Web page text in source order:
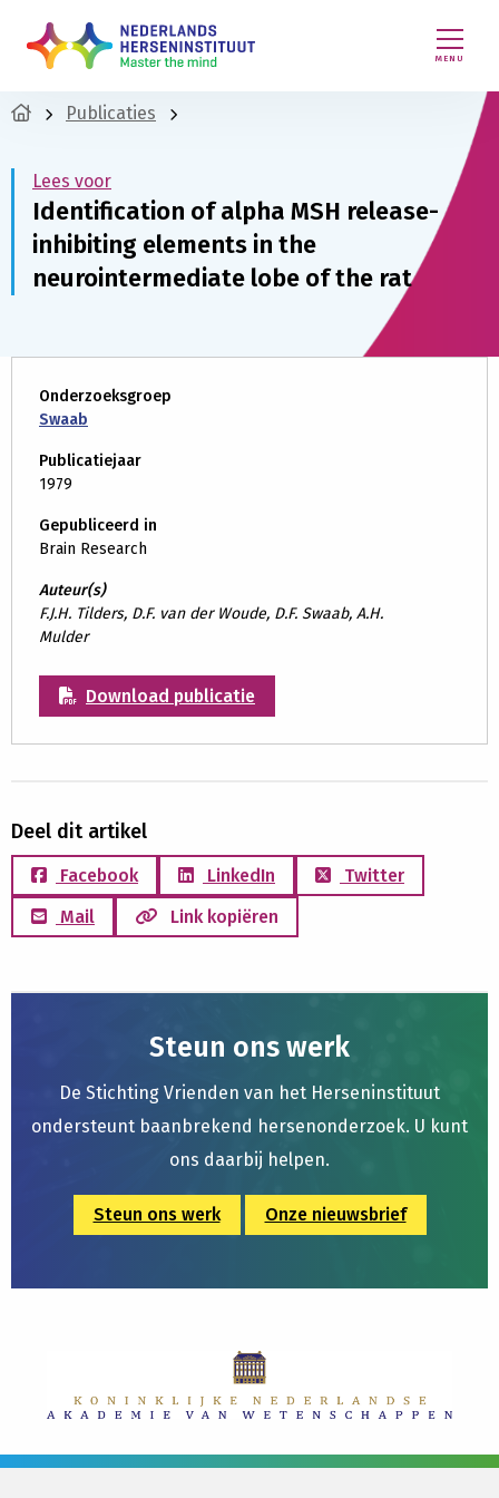
MENU
Publicaties
Lees voor
Identification of alpha MSH release-
inhibiting elements in the
neurointermediate lobe of the rat
Onderzoeksgroep
Swaab
Publicatiejaar
1979
Gepubliceerd in
Brain Research
Auteur(s)
F.J.H. Tilders, D.F. van der Woude, D.F. Swaab, A.H.
Mulder
Download publicatie
Deel dit artikel
Facebook LinkedIn
Twitter
Mail
Link kopiëren
Steun ons werk
De Stichting Vrienden van het Herseninstituut
ondersteunt baanbrekend hersenonderzoek. U kunt
ons daarbij helpen.
Steun ons werk Onze nieuwsbrief